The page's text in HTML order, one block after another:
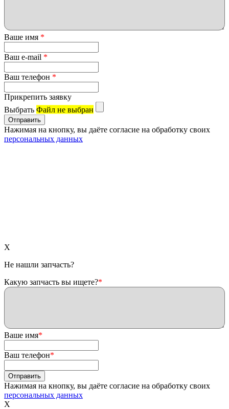
Ваше имя *
Ваш e-mail *
Ваш телефон *
Прикрепить заявку
Выбрать Файл не выбран
Нажимая на кнопку, вы даёте согласие на обработку своих
персональных данных
X
Не нашли запчасть?
Какую запчасть вы ищете?*
Ваше имя*
Ваш телефон*
Нажимая на кнопку, вы даёте согласие на обработку своих
персональных данных
X